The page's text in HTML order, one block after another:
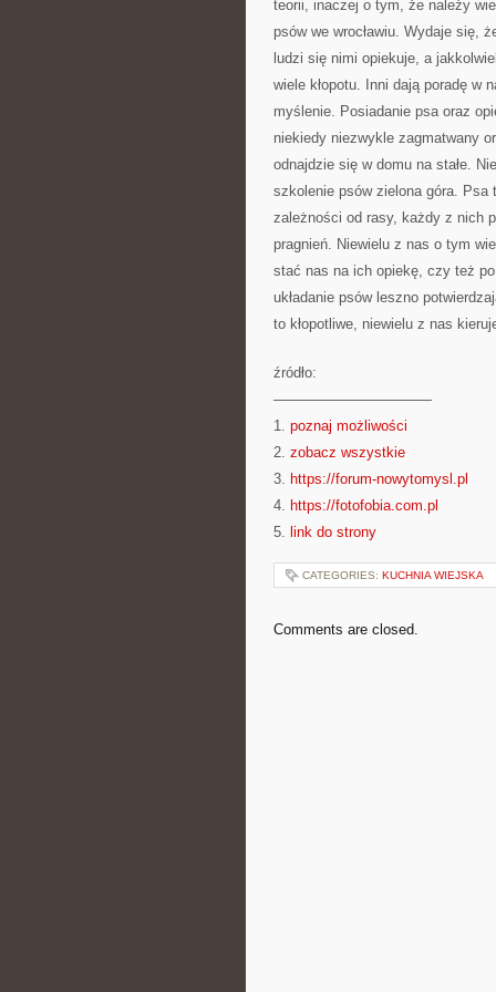
teorii, inaczej o tym, że należy
psów we wrocławiu. Wydaje się,
ludzi się nimi opiekuje, a
wiele kłopotu. Inni dają poradę w
myślenie. Posiadanie psa oraz
niekiedy niezwykle zagmatwany
odnajdzie się w domu na stałe.
szkolenie psów zielona góra.
zależności od rasy, każdy z nich
pragnień. Niewielu z nas o tym
stać nas na ich opiekę, czy też
układanie psów leszno
to kłopotliwe, niewielu z nas
źródło:
———————————
1. poznaj możliwości
2. zobacz wszystkie
3. https://forum-nowytomysl.pl
4. https://fotofobia.com.pl
5. link do strony
CATEGORIES: KUCHNIA WIEJSKA
Comments are closed.